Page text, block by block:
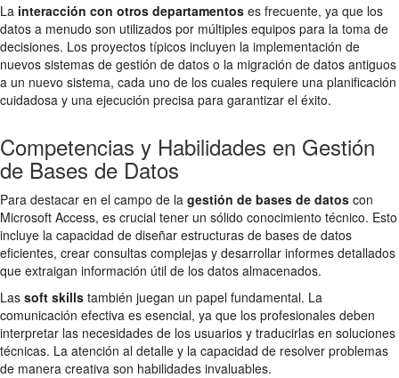
La interacción con otros departamentos es frecuente, ya que los
datos a menudo son utilizados por múltiples equipos para la toma de
decisiones. Los proyectos típicos incluyen la implementación de
nuevos sistemas de gestión de datos o la migración de datos antiguos
a un nuevo sistema, cada uno de los cuales requiere una planificación
cuidadosa y una ejecución precisa para garantizar el éxito.
Competencias y Habilidades en Gestión
de Bases de Datos
Para destacar en el campo de la gestión de bases de datos con
Microsoft Access, es crucial tener un sólido conocimiento técnico. Esto
incluye la capacidad de diseñar estructuras de bases de datos
eficientes, crear consultas complejas y desarrollar informes detallados
que extraigan información útil de los datos almacenados.
Las soft skills también juegan un papel fundamental. La
comunicación efectiva es esencial, ya que los profesionales deben
interpretar las necesidades de los usuarios y traducirlas en soluciones
técnicas. La atención al detalle y la capacidad de resolver problemas
de manera creativa son habilidades invaluables.